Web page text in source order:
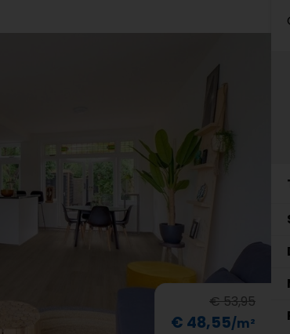
€ 53,95
€ 48,55